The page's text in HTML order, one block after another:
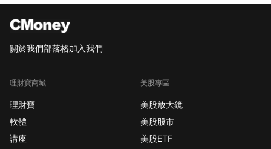
仙小姐
正在上
第五堂：一定要有永保安康的良藥！
第一堂：釐清投資、投機、賭博
關於我們部落格加入我們
理財寶商城
理財寶
軟體
講座
美股專區
美股放大鏡
美股股市
美股ETF